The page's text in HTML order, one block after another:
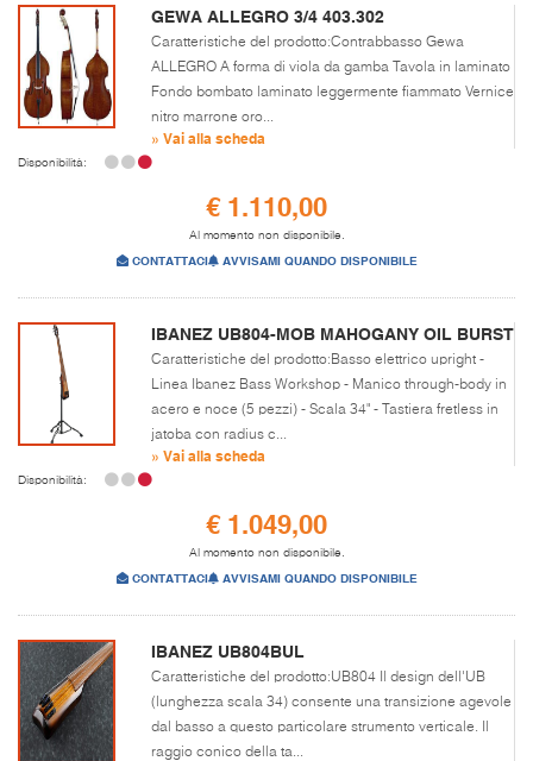
GEWA ALLEGRO 3/4 403.302
Caratteristiche del prodotto:Contrabbasso Gewa
ALLEGRO A forma di viola da gamba Tavola in laminato
Fondo bombato laminato leggermente fiammato Vernice
nitro marrone oro...
» Vai alla scheda
Disponibilità:
€ 1.110,00
Al momento non disponibile.
CONTATTACI AVVISAMI QUANDO DISPONIBILE
IBANEZ UB804-MOB MAHOGANY OIL BURST
Caratteristiche del prodotto:Basso elettrico upright -
Linea Ibanez Bass Workshop - Manico through-body in
acero e noce (5 pezzi) - Scala 34" - Tastiera fretless in
jatoba con radius c...
» Vai alla scheda
Disponibilità:
€ 1.049,00
Al momento non disponibile.
CONTATTACI AVVISAMI QUANDO DISPONIBILE
IBANEZ UB804BUL
Caratteristiche del prodotto:UB804 Il design dell'UB
(lunghezza scala 34) consente una transizione agevole
dal basso a questo particolare strumento verticale. Il
raggio conico della ta...